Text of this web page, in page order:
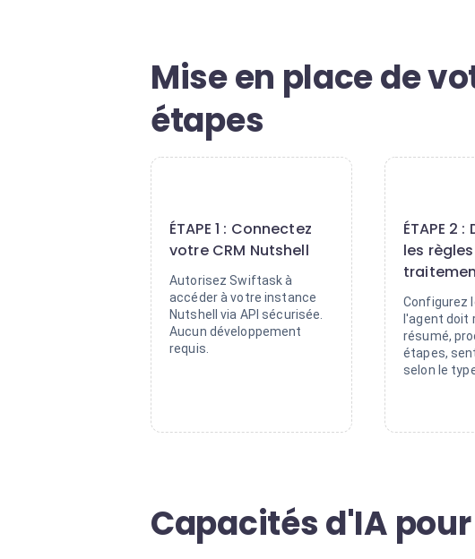
Mise en place de
étapes
ÉTAPE 1 : Connectez
votre CRM Nutshell
Autorisez Swiftask à
accéder à votre instance
Nutshell via API sécurisée.
Aucun développement
requis.
ÉTAPE 2
les
Configurez
l'agent doit
résumé,
étapes,
selon le
Capacités d'IA